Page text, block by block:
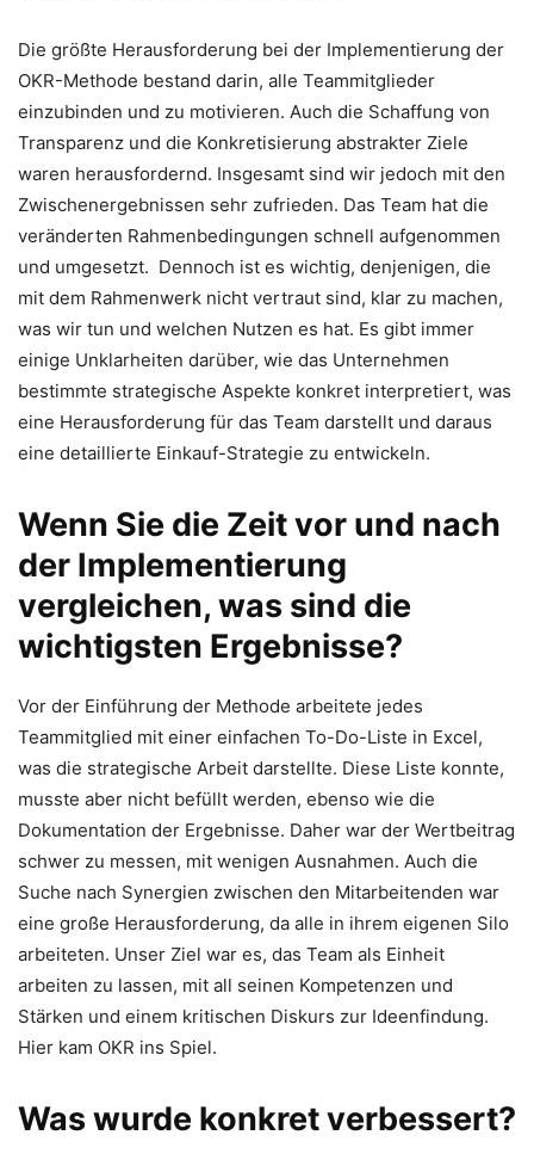
Die größte Herausforderung bei der Implementierung der
OKR-Methode bestand darin, alle Teammitglieder
einzubinden und zu motivieren. Auch die Schaffung von
Transparenz und die Konkretisierung abstrakter Ziele
waren herausfordernd. Insgesamt sind wir jedoch mit den
Zwischenergebnissen sehr zufrieden. Das Team hat die
veränderten Rahmenbedingungen schnell aufgenommen
und umgesetzt. Dennoch ist es wichtig, denjenigen, die
mit dem Rahmenwerk nicht vertraut sind, klar zu machen,
was wir tun und welchen Nutzen es hat. Es gibt immer
einige Unklarheiten darüber, wie das Unternehmen
bestimmte strategische Aspekte konkret interpretiert, was
eine Herausforderung für das Team darstellt und daraus
eine detaillierte Einkauf-Strategie zu entwickeln.
Wenn Sie die Zeit vor und nach
der Implementierung
vergleichen, was sind die
wichtigsten Ergebnisse?
Vor der Einführung der Methode arbeitete jedes
Teammitglied mit einer einfachen To-Do-Liste in Excel,
was die strategische Arbeit darstellte. Diese Liste konnte,
musste aber nicht befüllt werden, ebenso wie die
Dokumentation der Ergebnisse. Daher war der Wertbeitrag
schwer zu messen, mit wenigen Ausnahmen. Auch die
Suche nach Synergien zwischen den Mitarbeitenden war
eine große Herausforderung, da alle in ihrem eigenen Silo
arbeiteten. Unser Ziel war es, das Team als Einheit
arbeiten zu lassen, mit all seinen Kompetenzen und
Stärken und einem kritischen Diskurs zur Ideenfindung.
Hier kam OKR ins Spiel.
Was wurde konkret verbessert?